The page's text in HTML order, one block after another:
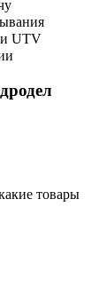
и UTV
товары